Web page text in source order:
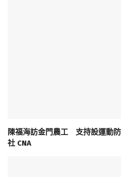
陳福海訪金門農工 支持設運動
社 CNA